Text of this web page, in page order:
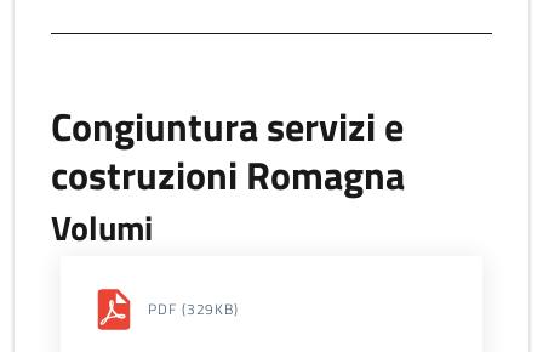
Congiuntura servizi e
costruzioni Romagna
Volumi
PDF (329KB)